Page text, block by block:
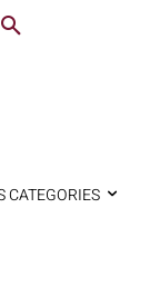
CATEGORIES